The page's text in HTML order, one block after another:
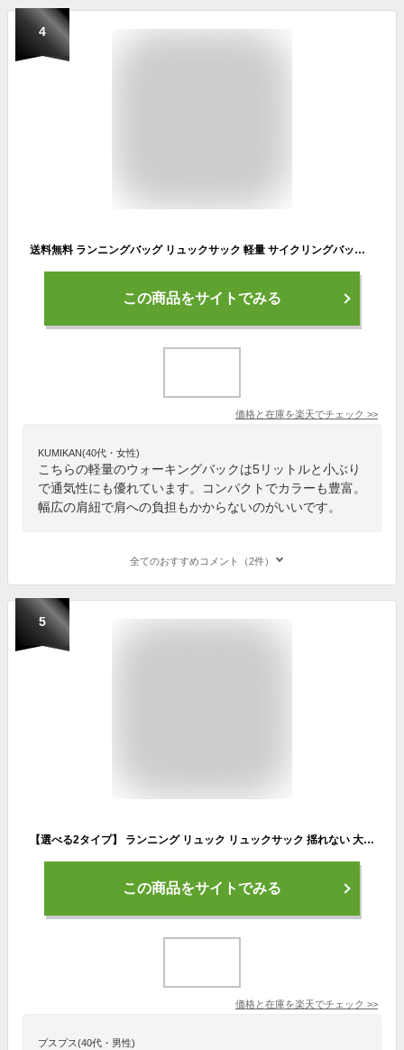
4
送料無料 ランニングバッグ リュックサック 軽量 サイクリングバッグ ウォーキングバッグ リュック ジョギング 5L 軽い 男女兼用 ユニセックス マラソン レース 登山 クライミング レディース メンズ 女性用 男性用 自転車
この商品をサイトでみる
価格と在庫を楽天でチェック >>
KUMIKAN(40代・女性)
こちらの軽量のウォーキングバックは5リットルと小ぶり
で通気性にも優れています。コンパクトでカラーも豊富。
幅広の肩紐で肩への負担もかからないのがいいです。
全てのおすすめコメント（2件）
5
【選べる2タイプ】 ランニング リュック リュックサック 揺れない 大容量 トレイルランニング バックパック ランリュック サイクリング 登山 通勤 ウォーキング 12L 通勤ラン通学 自転車 アウトドア フェス 防水 撥水 メンズ レディース 男女兼用 ブラック 黒
この商品をサイトでみる
価格と在庫を楽天でチェック >>
プスプス(40代・男性)